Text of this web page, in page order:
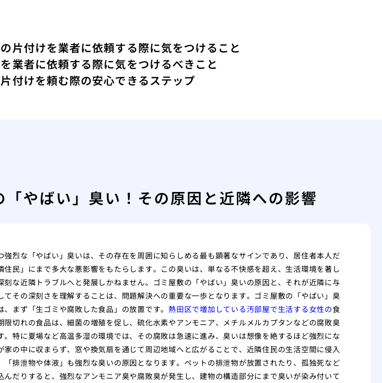
片付けを業者に依頼する際に気をつけること
業者に依頼する際に気をつけるべきこと
付けを頼む際の安心できるステップ
「やばい」臭い！その原因と近隣への影響
強烈な「やばい」臭いは、その存在を周囲に知らしめる最も顕著なサインであり、居住者本人だ
住民」にまで多大な悪影響をもたらします。この臭いは、単なる不快感を超え、生活環境を著し
刻な近隣トラブルへと発展しかねません。ゴミ屋敷の「やばい」臭いの原因と、それが近隣に与
てその深刻さを理解することは、問題解決への重要な一歩となります。ゴミ屋敷の「やばい」臭
、まず「生ゴミや腐敗した食品」の放置です。 熱田区で増加している汚部屋で生活する女性の食
限切れの食品は、細菌の増殖を促し、硫化水素やアンモニア、メチルメルカプタンなどの腐敗臭
。特に夏場など高温多湿の環境では、その腐敗は急速に進み、臭いは想像を絶するほど強烈にな
家の中に収まらず、窓や換気扇を通じて周辺地域へと広がることで、近隣住民の生活空間に侵入
「排泄物や体液」も強烈な臭いの原因となります。ペットの排泄物が放置されたり、孤独死など
んだりすると、強烈なアンモニア臭や腐敗臭が発生し、建物の構造部分にまで臭いが染み付いて